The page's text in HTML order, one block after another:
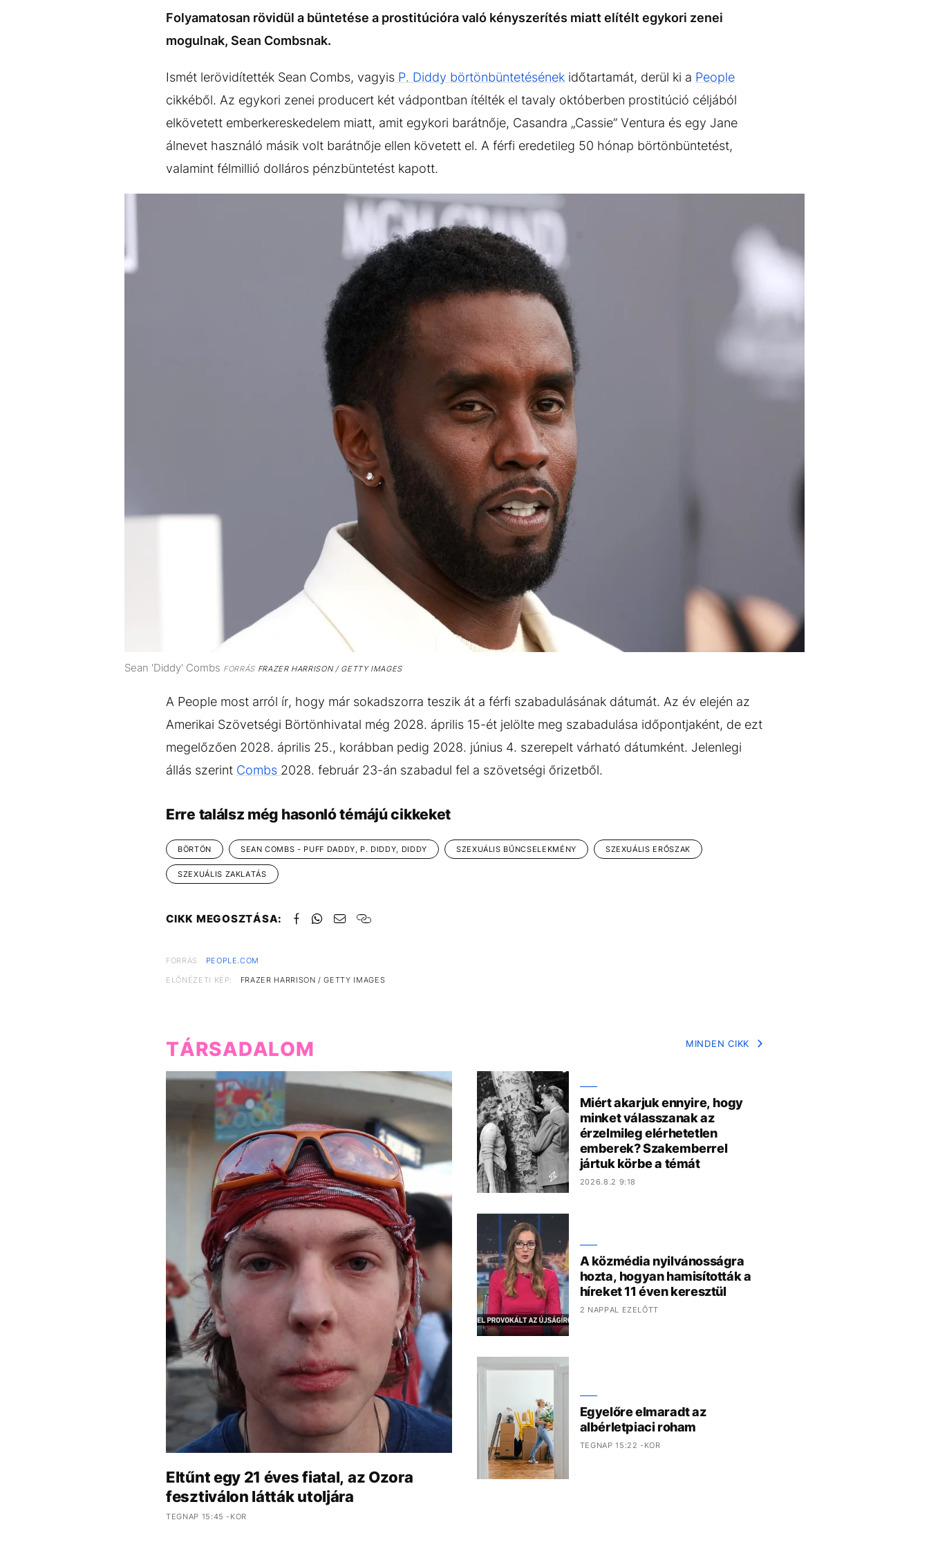
Kvíz Médiaajánlat Impresszum
Folyamatosan rövidül a büntetése a prostitúcióra való kényszerítés miatt elítélt egykori zenei
mogulnak, Sean Combsnak.
Ismét lerövidítették Sean Combs, vagyis P. Diddy börtönbüntetésének időtartamát, derül ki a People
cikkéből. Az egykori zenei producert két vádpontban ítélték el tavaly októberben prostitúció céljából
elkövetett emberkereskedelem miatt, amit egykori barátnője, Casandra „Cassie” Ventura és egy Jane
álnevet használó másik volt barátnője ellen követett el. A férfi eredetileg 50 hónap börtönbüntetést,
valamint félmillió dolláros pénzbüntetést kapott.
Sean 'Diddy' Combs FORRÁSFRAZER HARRISON / GETTY IMAGES
A People most arról ír, hogy már sokadszorra teszik át a férfi szabadulásának dátumát. Az év elején az
Amerikai Szövetségi Börtönhivatal még 2028. április 15-ét jelölte meg szabadulása időpontjaként, de ezt
megelőzően 2028. április 25., korábban pedig 2028. június 4. szerepelt várható dátumként. Jelenlegi
állás szerint Combs 2028. február 23-án szabadul fel a szövetségi őrizetből.
Erre találsz még hasonló témájú cikkeket
BÖRTÖN SEAN COMBS - PUFF DADDY, P. DIDDY, DIDDY SZEXUÁLIS BŰNCSELEKMÉNY SZEXUÁLIS ERŐSZAK
SZEXUÁLIS ZAKLATÁS
CIKK MEGOSZTÁSA:
FORRÁS
PEOPLE.COM
ELŐNÉZETI KÉP:
FRAZER HARRISON / GETTY IMAGES
TÁRSADALOM MINDEN CIKK
Eltűnt egy 21 éves fiatal, az Ozora
fesztiválon látták utoljára
TEGNAP 15:45 -KOR
Miért akarjuk ennyire, hogy
minket válasszanak az
érzelmileg elérhetetlen
emberek? Szakemberrel
jártuk körbe a témát
2026.8.2 9:18
A közmédia nyilvánosságra
hozta, hogyan hamisították a
híreket 11 éven keresztül
2 NAPPAL EZELŐTT
Egyelőre elmaradt az
albérletpiaci roham
TEGNAP 15:22 -KOR